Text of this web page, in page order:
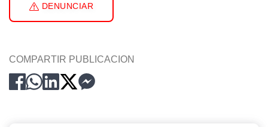
DENUNCIAR
COMPARTIR PUBLICACION